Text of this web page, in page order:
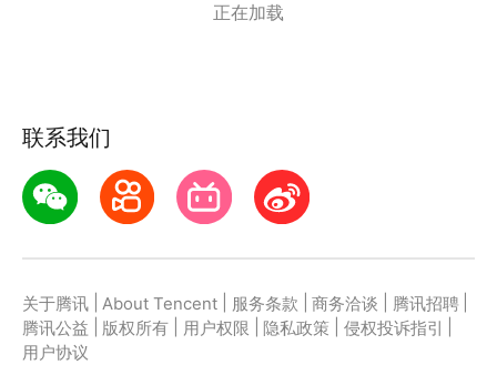
正在加载
联系我们
关于腾讯 About Tencent 服务条款 商务洽谈 腾讯招聘
腾讯公益
版权所有 用户权限 隐私政策 侵权投诉指引
用户协议